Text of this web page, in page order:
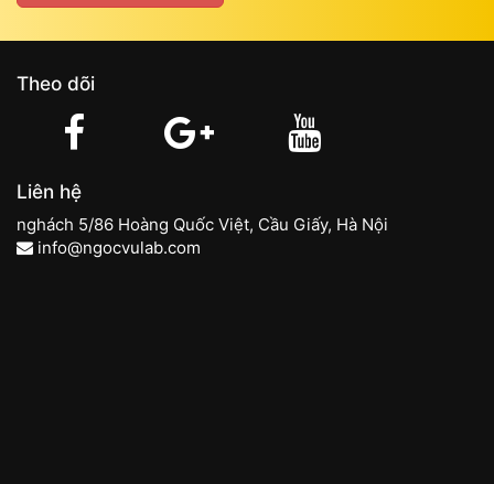
Theo dõi
Liên hệ
nghách 5/86 Hoàng Quốc Việt, Cầu Giấy, Hà Nội
info@ngocvulab.com